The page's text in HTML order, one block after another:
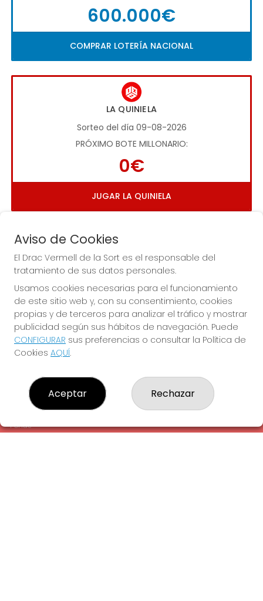
600.000€
COMPRAR LOTERÍA NACIONAL
LA QUINIELA
Sorteo del día 09-08-2026
PRÓXIMO BOTE MILLONARIO:
0€
JUGAR LA QUINIELA
Imagen anterior
EL DRAC VERMELL DE LA SORT
¿Quiénes somos?
Comprar lotería
Contacto
Empresas
Peñas
Aviso de Cookies
El Drac Vermell de la Sort es el responsable del
tratamiento de sus datos personales.
Usamos cookies necesarias para el funcionamiento
de este sitio web y, con su consentimiento, cookies
propias y de terceros para analizar el tráfico y mostrar
publicidad según sus hábitos de navegación. Puede
CONFIGURAR sus preferencias o consultar la Política de
Cookies AQUÍ.
Aceptar Rechazar